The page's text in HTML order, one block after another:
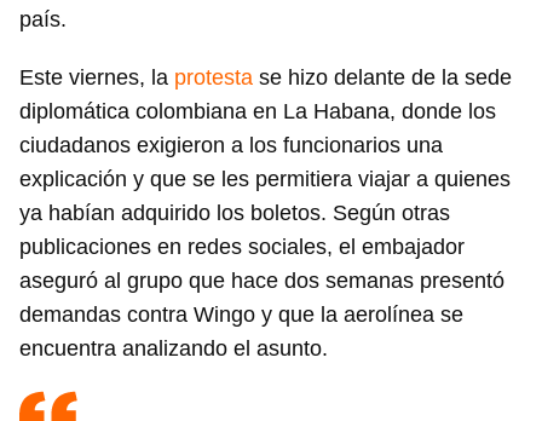
país.
Este viernes, la protesta se hizo delante de la sede
diplomática colombiana en La Habana, donde los
ciudadanos exigieron a los funcionarios una
explicación y que se les permitiera viajar a quienes
ya habían adquirido los boletos. Según otras
publicaciones en redes sociales, el embajador
aseguró al grupo que hace dos semanas presentó
demandas contra Wingo y que la aerolínea se
encuentra analizando el asunto.